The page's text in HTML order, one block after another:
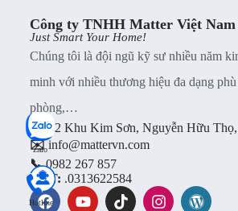
Lưu ý: Bộ điều nhiệt thông minh
tương ứng với hệ thống điều hòa
hai phiên bản. Vui lòng liên hệ bộ
Zalo
Hotline
Công ty TNHH Matter Việt Nam
Just Smart Your Home!
Chúng tôi là đội ngũ kỹ sư nhiều năm
minh với nhiều thương hiệu đa dạng
phòng,…
📍B2 Khu Kim Sơn, Nguyễn Hữu
✉️ info@mattervn.com
📞0982 267 857
MST: .0313622584